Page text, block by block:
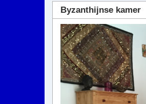
Byzanthijnse kamer
Previous